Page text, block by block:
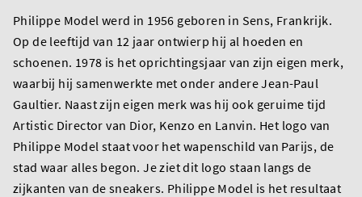
Philippe Model werd in 1956 geboren in Sens, Frankrijk.
Op de leeftijd van 12 jaar ontwierp hij al hoeden en
schoenen. 1978 is het oprichtingsjaar van zijn eigen merk,
waarbij hij samenwerkte met onder andere Jean-Paul
Gaultier. Naast zijn eigen merk was hij ook geruime tijd
Artistic Director van Dior, Kenzo en Lanvin. Het logo van
Philippe Model staat voor het wapenschild van Parijs, de
stad waar alles begon. Je ziet dit logo staan langs de
zijkanten van de sneakers. Philippe Model is het resultaat